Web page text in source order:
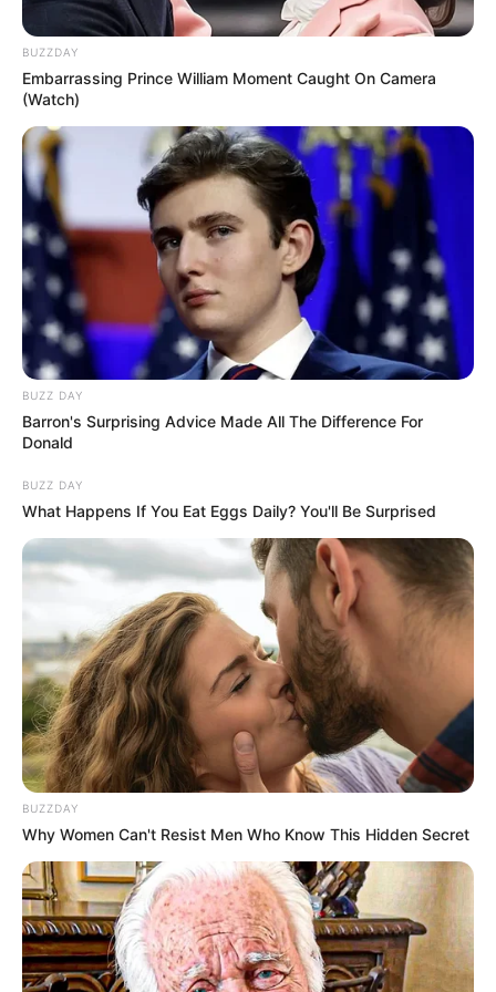
okozhat gondot. Ezeken a tájakon a sűrű pára
makacsul tarthatja magát, ami ónos szitálással és
zúzmarával járhat. Az utakon itt fokozott a
balesetveszély, a csúszós aszfalt miatt vezess
nagyon óvatosan!
A nappali csúcs 0 és +5 fok között alakul, így ahol
süt a nap, ott a friss hó valószínűleg olvadásnak
indul majd.
BUZZDAY
Embarrassing Prince William Moment Caught On Camera
(Watch)
BUZZ DAY
Barron's Surprising Advice Made All The Difference For
Donald
BUZZ DAY
What Happens If You Eat Eggs Daily? You'll Be Surprised
BUZZDAY
Why Women Can't Resist Men Who Know This Hidden Secret